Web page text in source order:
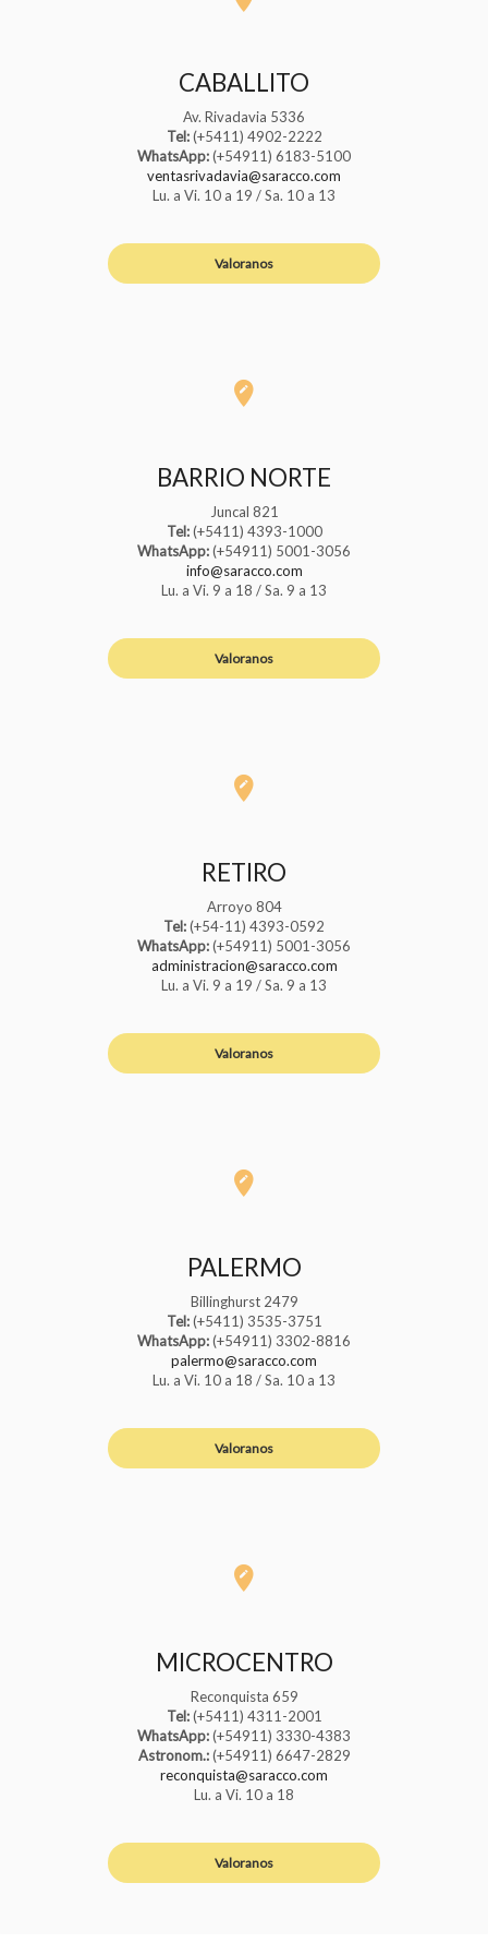
CABALLITO
Av. Rivadavia 5336
Tel:(+5411) 4902-2222
WhatsApp:(+54911) 6183-5100
ventasrivadavia@saracco.com
Lu. a Vi. 10 a 19 / Sa. 10 a 13
Valoranos
BARRIO NORTE
Juncal 821
Tel:(+5411) 4393-1000
WhatsApp:(+54911) 5001-3056
info@saracco.com
Lu. a Vi. 9 a 18 / Sa. 9 a 13
Valoranos
RETIRO
Arroyo 804
Tel:(+54-11) 4393-0592
WhatsApp:(+54911) 5001-3056
administracion@saracco.com
Lu. a Vi. 9 a 19 / Sa. 9 a 13
Valoranos
PALERMO
Billinghurst 2479
Tel:(+5411) 3535-3751
WhatsApp:(+54911) 3302-8816
palermo@saracco.com
Lu. a Vi. 10 a 18 / Sa. 10 a 13
Valoranos
MICROCENTRO
Reconquista 659
Tel:(+5411) 4311-2001
WhatsApp:(+54911) 3330-4383
Astronom.:(+54911) 6647-2829
reconquista@saracco.com
Lu. a Vi. 10 a 18
Valoranos